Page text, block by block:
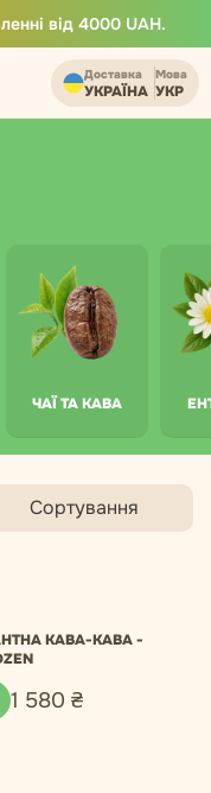
від 4000 UAH.
Доставка
УКРАЇНА
Мова
УКР
ЧАЇ ТА КАВА
Сортування
КАВА-КАВА -
1 580 ₴